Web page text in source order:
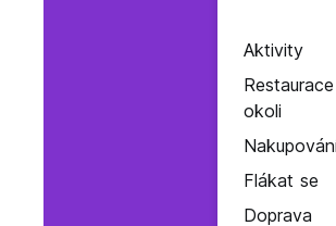
Aktivity
okoli
Flákat se
Doprava